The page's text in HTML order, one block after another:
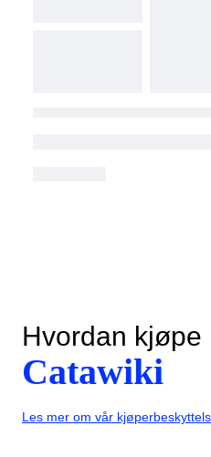
Hvordan kjøpe
Catawiki
Les mer om vår